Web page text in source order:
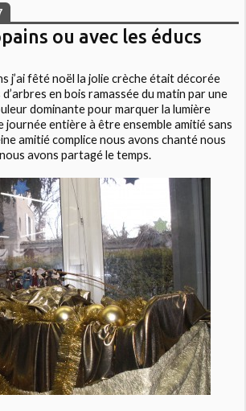
ou avec les éducs
j’ai fêté noël la jolie crèche était décorée
en bois ramassée du matin par une
dominante pour marquer la lumière
journée entière à être ensemble amitié sans
amitié complice nous avons chanté nous
avons partagé le temps.